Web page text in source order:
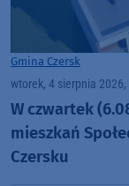
Gmina Czersk
wtorek, 4 sierpnia 2026,
W czwartek
mieszkań
Czersku